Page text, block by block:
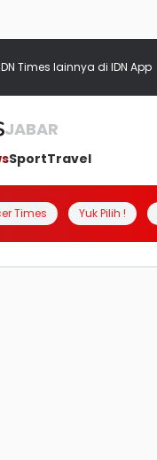
Times lainnya di IDN App
JABAR
SportTravel
Times Yuk Pilih !